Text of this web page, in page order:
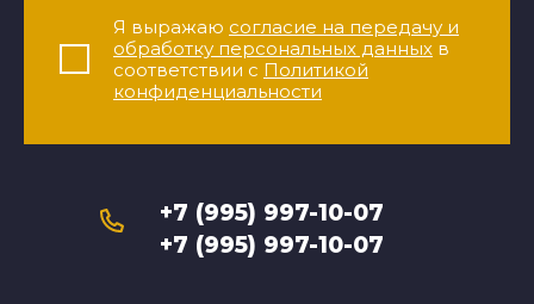
Я выражаю согласие на передачу и
обработку персональных данных в
соответствии с Политикой
конфиденциальности
+7 (995) 997-10-07
+7 (995) 997-10-07